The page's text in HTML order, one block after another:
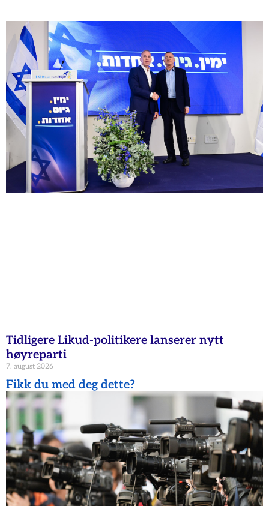
Tidligere Likud-politikere lanserer nytt
høyreparti
7. august 2026
Fikk du med deg dette?